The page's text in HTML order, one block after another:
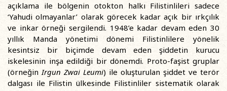
açıklama ile bölgenin otokton halkı Filistinlileri sadece
‘Yahudi olmayanlar’ olarak görecek kadar açık bir ırkçılık
ve inkar örneği sergilendi. 1948’e kadar devam eden 30
yıllık Manda yönetimi dönemi Filistinlilere yönelik
kesintsiz bir biçimde devam eden şiddetin kurucu
iskelesinin inşa edildiği bir dönemdi. Proto-faşist gruplar
(örneğinIrgun Zwai Leumi) ile oluşturulan şiddet ve terör
dalgası ile Filistin ülkesinde Filistinliler sistematik olarak